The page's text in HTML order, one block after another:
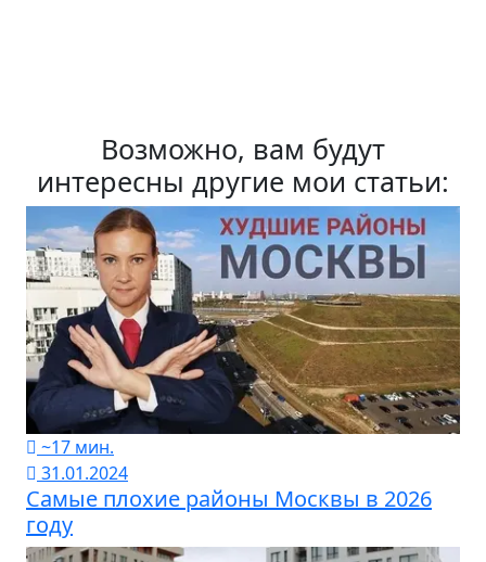
Возможно, вам будут
интересны другие мои статьи:
~17 мин.
31.01.2024
Самые плохие районы Москвы в 2026
году